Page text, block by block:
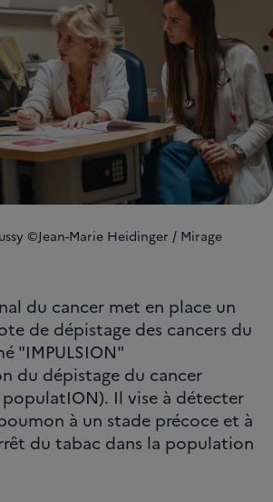
©Jean-Marie Heidinger / Mirage
du cancer met en place un
de dépistage des cancers du
"IMPULSION"
du dépistage du cancer
populatION). Il vise à détecter
à un stade précoce et à
du tabac dans la population